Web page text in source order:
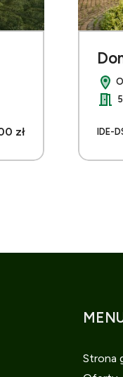
zł IDE-
Strona